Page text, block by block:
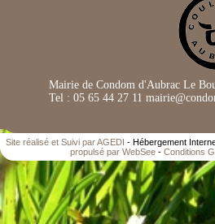
Mairie de Condom d'Aubrac Le
Tel : 05 65 44 27 11
Site réalisé et Suivi par AGEDI - Hébergement
propulsé par WebSee- Conditions